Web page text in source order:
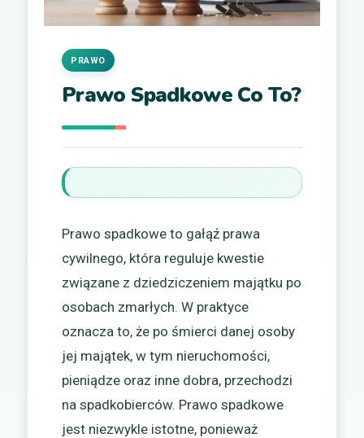
Prawo Spadkowe Co To?
PRAWO
Prawo spadkowe to gałąź prawa
cywilnego, która reguluje kwestie
związane z dziedziczeniem majątku po
osobach zmarłych. W praktyce
oznacza to, że po śmierci danej osoby
jej majątek, w tym nieruchomości,
pieniądze oraz inne dobra, przechodzi
na spadkobierców. Prawo spadkowe
jest niezwykle istotne, ponieważ